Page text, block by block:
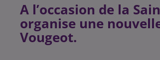
A l’occasion de la
organise une
Vougeot.